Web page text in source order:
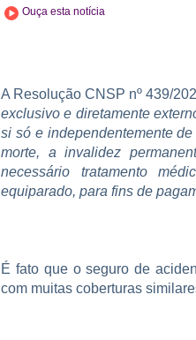
Ouça esta notícia
A Resolução CNSP nº 439/
exclusivo e diretamente
si só e independentemente
morte, a invalidez
necessário tratamento
equiparado, para fins de
É fato que o seguro de
com muitas coberturas